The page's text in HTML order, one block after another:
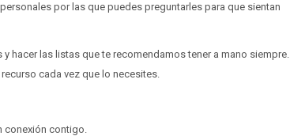
por las que puedes preguntarles para que sientan
hacer las listas que te recomendamos tener a mano siempre.
cada vez que lo necesites.
conexión contigo.